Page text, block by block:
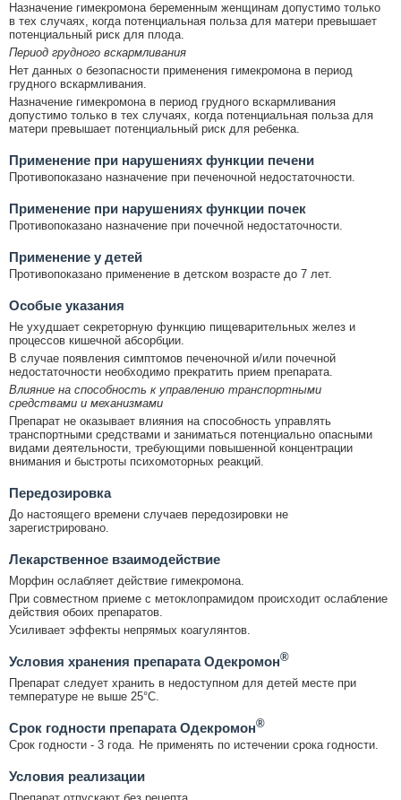
Назначение гимекромона беременным женщинам допустимо только
в тех случаях, когда потенциальная польза для матери превышает
потенциальный риск для плода.
Период грудного вскармливания
Нет данных о безопасности применения гимекромона в период
грудного вскармливания.
Назначение гимекромона в период грудного вскармливания
допустимо только в тех случаях, когда потенциальная польза для
матери превышает потенциальный риск для ребенка.
Применение при нарушениях функции печени
Противопоказано назначение при печеночной недостаточности.
Применение при нарушениях функции почек
Противопоказано назначение при почечной недостаточности.
Применение у детей
Противопоказано применение в детском возрасте до 7 лет.
Особые указания
Не ухудшает секреторную функцию пищеварительных желез и
процессов кишечной абсорбции.
В случае появления симптомов печеночной и/или почечной
недостаточности необходимо прекратить прием препарата.
Влияние на способность к управлению транспортными
средствами и механизмами
Препарат не оказывает влияния на способность управлять
транспортными средствами и заниматься потенциально опасными
видами деятельности, требующими повышенной концентрации
внимания и быстроты психомоторных реакций.
Передозировка
До настоящего времени случаев передозировки не
зарегистрировано.
Лекарственное взаимодействие
Морфин ослабляет действие гимекромона.
При совместном приеме с метоклопрамидом происходит ослабление
действия обоих препаратов.
Усиливает эффекты непрямых коагулянтов.
Условия хранения препарата Одекромон®
Препарат следует хранить в недоступном для детей месте при
температуре не выше 25°С.
Срок годности препарата Одекромон®
Срок годности - 3 года. Не применять по истечении срока годности.
Условия реализации